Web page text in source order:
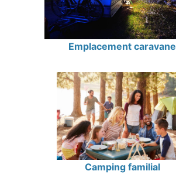
Emplacement caravane
Camping familial